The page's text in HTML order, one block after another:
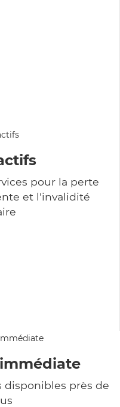
pour la perte
et l'invalidité
disponibles près de